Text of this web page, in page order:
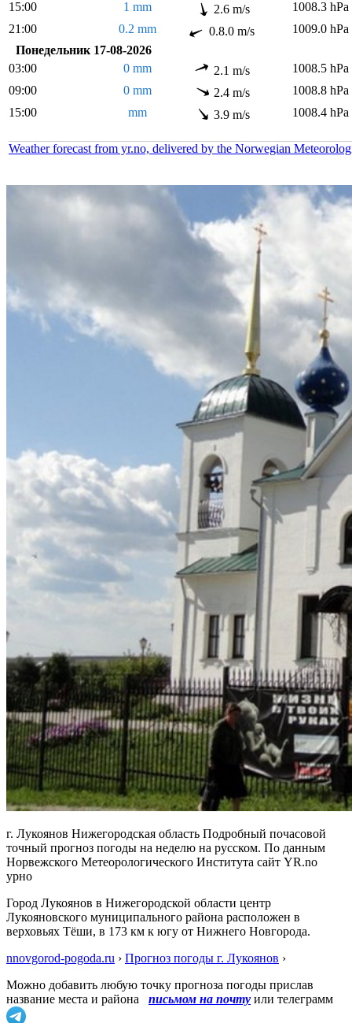
15:00 1 mm 2.6 m/s
1008.3 hPa
21:00
0.2 mm 0.8.0 m/s
1009.0 hPa
Понедельник 17-08-2026
03:00
0 mm 2.1 m/s
1008.5 hPa
09:00
0 mm 2.4 m/s
1008.8 hPa
15:00
mm 3.9 m/s 1008.4 hPa
Weather forecast from yr.no, delivered by the Norwegian
г. Лукоянов Нижегородская область Подробный почасовой
точный прогноз погоды на неделю на русском. По данным
Норвежского Метеорологического Института сайт YR.no
урно
Город Лукоянов в Нижегородской области центр
Лукояновского муниципального района расположен в
верховьях Тёши, в 173 км к югу от Нижнего Новгорода.
nnovgorod-pogoda.ru › Прогноз погоды г. Лукоянов ›
Можно добавить любую точку прогноза погоды прислав
название места и района
письмом на почту или телеграмм